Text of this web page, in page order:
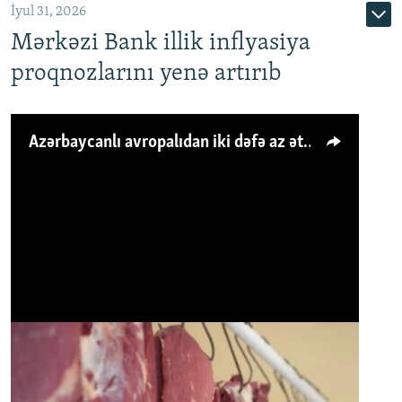
İyul 31, 2026
Mərkəzi Bank illik inflyasiya
proqnozlarını yenə artırıb
Azərbaycanlı avropalıdan iki dəfə az ət yeyir, amma... 'Qiymət artımı qaçılmazdır'